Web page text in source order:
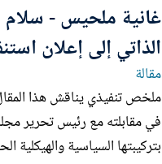
غانية ملحيس - سلام
الذاتي إلى إعلان
مقالة
ملخص تنفيذي
في مقابلته مع رئيس تحرير
بتركيبتها السياسية والهيكلية